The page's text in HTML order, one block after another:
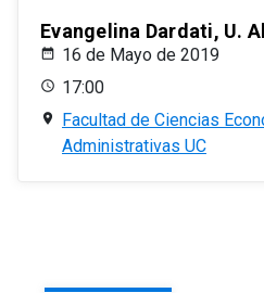
Evangelina Dardati, U.
16 de Mayo de 2019
17:00
Facultad de Ciencias
Administrativas UC